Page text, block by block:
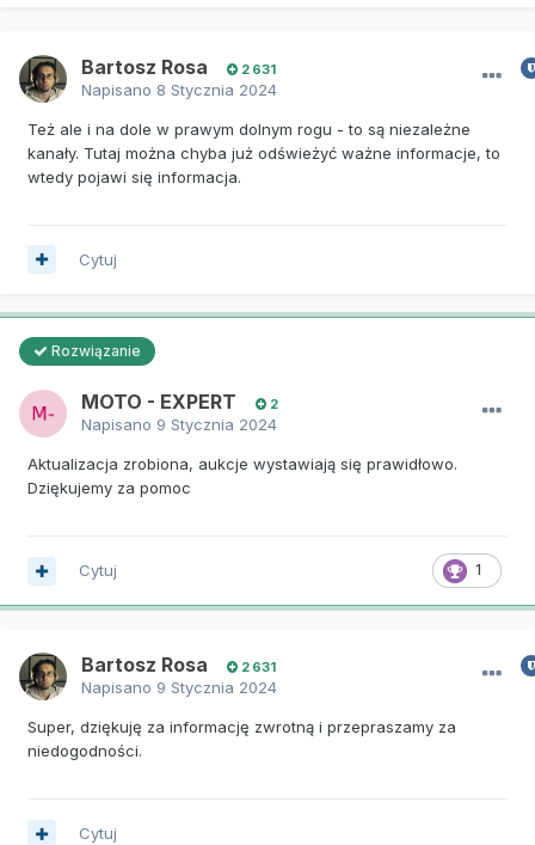
Bartosz Rosa 2 631
Napisano 8 Stycznia 2024
Też ale i na dole w prawym dolnym rogu - to są niezależne
kanały. Tutaj można chyba już odświeżyć ważne informacje, to
wtedy pojawi się informacja.
Cytuj
Rozwiązanie
MOTO - EXPERT 2
Napisano 9 Stycznia 2024
Aktualizacja zrobiona, aukcje wystawiają się prawidłowo.
Dziękujemy za pomoc
1
Cytuj
Bartosz Rosa 2 631
Napisano 9 Stycznia 2024
Super, dziękuję za informację zwrotną i przepraszamy za
niedogodności.
Cytuj